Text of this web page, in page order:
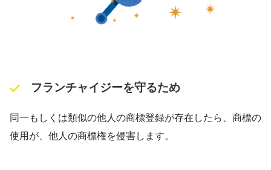
フランチャイジーを守るため
同一もしくは類似の他人の商標登録が存在したら、商標の
使用が、他人の商標権を侵害します。